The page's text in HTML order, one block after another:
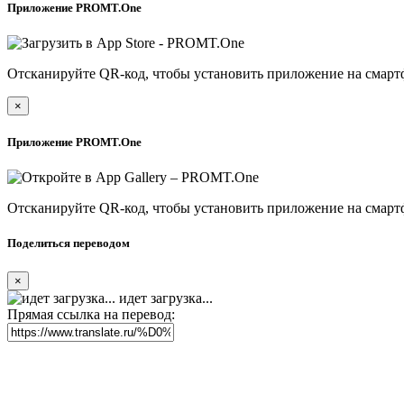
Приложение PROMT.One
Отсканируйте QR-код, чтобы установить приложение на
×
Приложение PROMT.One
Отсканируйте QR-код, чтобы установить приложение на
Поделиться переводом
×
идет загрузка...
Прямая ссылка на перевод: